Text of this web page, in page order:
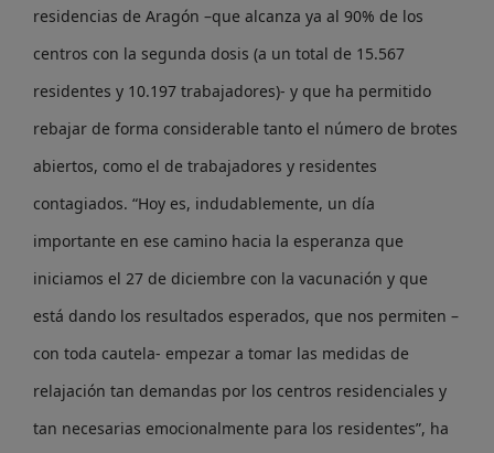
residencias de Aragón –que alcanza ya al 90% de los
centros con la segunda dosis (a un total de 15.567
residentes y 10.197 trabajadores)- y que ha permitido
rebajar de forma considerable tanto el número de brotes
abiertos, como el de trabajadores y residentes
contagiados. “Hoy es, indudablemente, un día
importante en ese camino hacia la esperanza que
iniciamos el 27 de diciembre con la vacunación y que
está dando los resultados esperados, que nos permiten –
con toda cautela- empezar a tomar las medidas de
relajación tan demandas por los centros residenciales y
tan necesarias emocionalmente para los residentes”, ha